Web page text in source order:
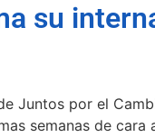
su
Juntos por el
semanas de cara